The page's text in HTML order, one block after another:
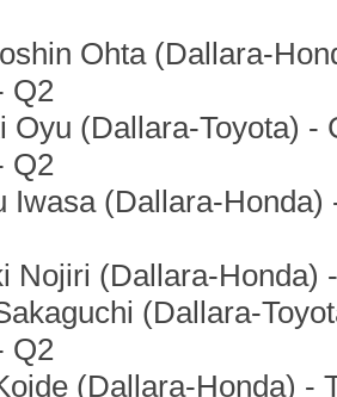
Ohta (Dallara-
Q2
Oyu (Dallara-Toyota) -
Q2
Iwasa (Dallara-Honda)
Nojiri (Dallara-Honda)
(Dallara-
Q2
(Dallara-Honda) -